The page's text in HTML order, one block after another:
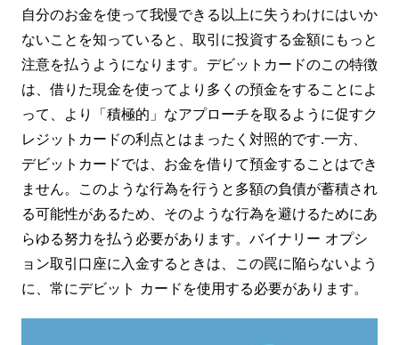
自分のお金を使って我慢できる以上に失うわけにはいか
ないことを知っていると、取引に投資する金額にもっと
注意を払うようになります。デビットカードのこの特徴
は、借りた現金を使ってより多くの預金をすることによ
って、より「積極的」なアプローチを取るように促すク
レジットカードの利点とはまったく対照的です.一方、
デビットカードでは、お金を借りて預金することはでき
ません。このような行為を行うと多額の負債が蓄積され
る可能性があるため、そのような行為を避けるためにあ
らゆる努力を払う必要があります。バイナリー オプシ
ョン取引口座に入金するときは、この罠に陥らないよう
に、常にデビット カードを使用する必要があります。